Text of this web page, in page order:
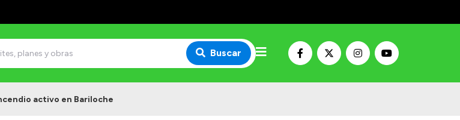
Buscar
activo en Bariloche